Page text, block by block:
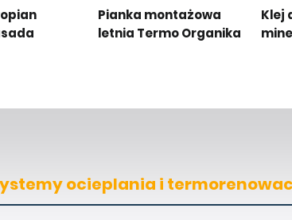
Pianka montażowa
letnia Termo Organika
Klej
ocieplania i